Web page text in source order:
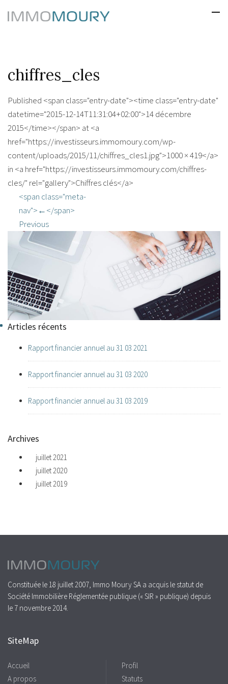
chiffres_cles
Published <span class="entry-date"><time class="entry-date"
datetime="2015-12-14T11:31:04+02:00">14 décembre
2015</time></span> at <a
href="https://investisseurs.immomoury.com/wp-
content/uploads/2015/11/chiffres_cles1.jpg">1000 × 419</a>
in <a href="https://investisseurs.immomoury.com/chiffres-
cles/" rel="gallery">Chiffres clés</a>
<span class="meta-
nav">←</span>
Previous
Articles récents
Rapport financier annuel au 31 03 2021
Rapport financier annuel au 31 03 2020
Rapport financier annuel au 31 03 2019
Archives
juillet 2021
juillet 2020
juillet 2019
Constituée le 18 juillet 2007, Immo Moury SA a acquis le statut de
Société Immobilière Réglementée publique (« SIR » publique) depuis
le 7 novembre 2014.
SiteMap
Accueil
A propos
Profil
Statuts